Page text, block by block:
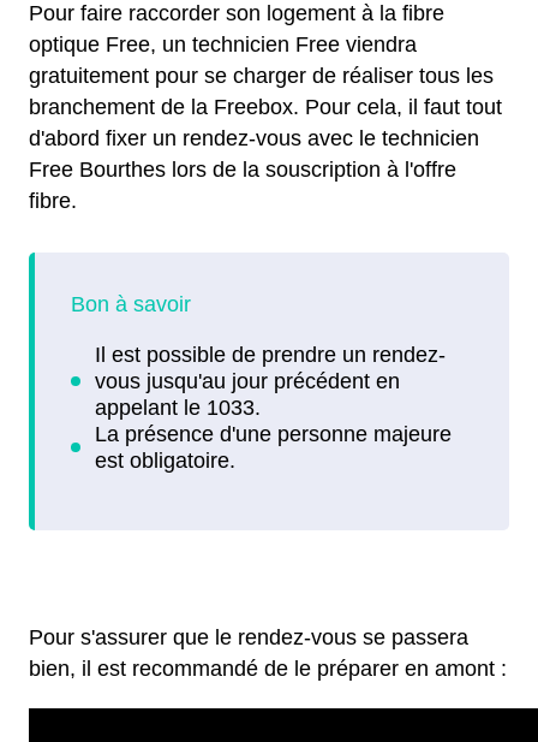
Pour faire raccorder son logement à la fibre
optique Free, un technicien Free viendra
gratuitement pour se charger de réaliser tous les
branchement de la Freebox. Pour cela, il faut tout
d'abord fixer un rendez-vous avec le technicien
Free Bourthes lors de la souscription à l'offre
fibre.
Pour s'assurer que le rendez-vous se passera
bien, il est recommandé de le préparer en amont :